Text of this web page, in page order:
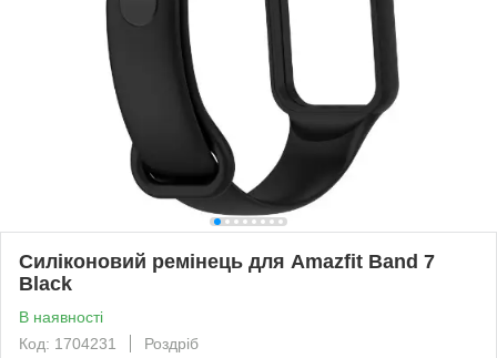
Силіконовий ремінець для Amazfit Band 7
Black
В наявності
Код: 1704231
Роздріб